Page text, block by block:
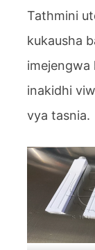
Tathmini
kukausha
imejengwa
inakidhi
vya tasnia.